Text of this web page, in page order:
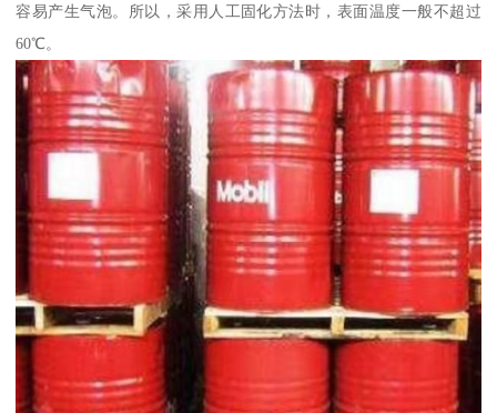
容易产生气泡。所以，采用人工固化方法时，表面温度一般不超过
60℃。